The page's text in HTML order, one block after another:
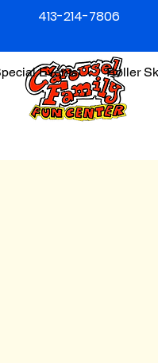
Events Roller
413-214-7806